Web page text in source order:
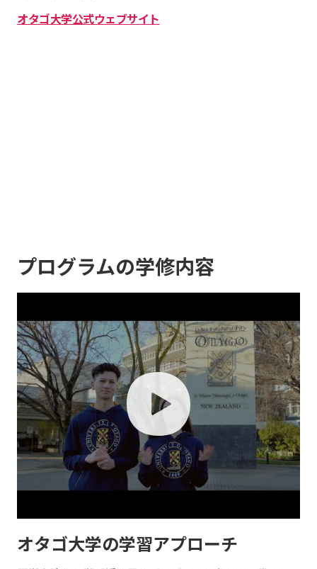
オタゴ大学公式ウェブサイト
プログラムの学修内容
play
オタゴ大学の学習アプローチ